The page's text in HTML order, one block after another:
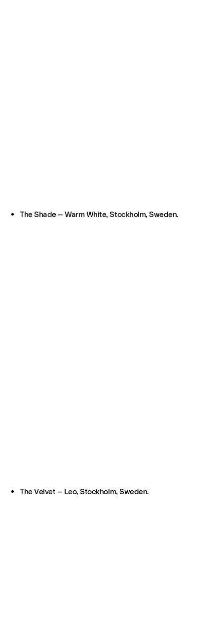
The Shade – Warm White, Stockholm, Sweden.
The Velvet – Leo, Stockholm, Sweden.